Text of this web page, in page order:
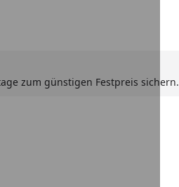
zum günstigen Festpreis sichern.